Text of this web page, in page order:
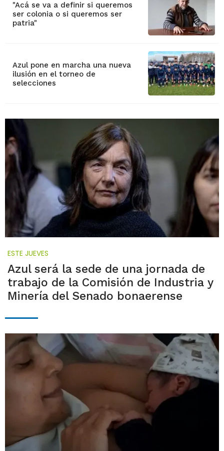
"Acá se va a definir si queremos
ser colonia o si queremos ser
patria"
Azul pone en marcha una nueva
ilusión en el torneo de
selecciones
ESTE JUEVES
Azul será la sede de una jornada de
trabajo de la Comisión de Industria y
Minería del Senado bonaerense